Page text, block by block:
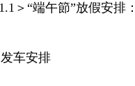
＞“端午節”放假安排
车安排